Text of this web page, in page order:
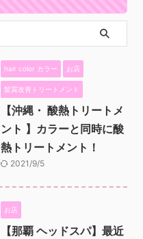
hair color カラー お店
髪質改善トリートメント
【沖縄・ 酸熱トリートメ
ント 】カラーと同時に酸
熱トリートメント！
2021/9/5
お店
【那覇 ヘッドスパ】最近